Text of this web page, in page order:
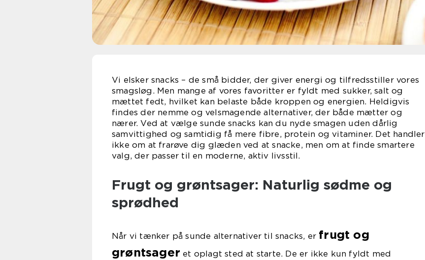
Vi elsker snacks – de små bidder, der giver energi og tilfredsstiller vores
smagsløg. Men mange af vores favoritter er fyldt med sukker, salt og
mættet fedt, hvilket kan belaste både kroppen og energien. Heldigvis
findes der nemme og velsmagende alternativer, der både mætter og
nærer. Ved at vælge sunde snacks kan du nyde smagen uden dårlig
samvittighed og samtidig få mere fibre, protein og vitaminer. Det handler
ikke om at frarøve dig glæden ved at snacke, men om at finde smartere
valg, der passer til en moderne, aktiv livsstil.
Frugt og grøntsager: Naturlig sødme og
sprødhed
Når vi tænker på sunde alternativer til snacks, er frugt og
grøntsager et oplagt sted at starte. De er ikke kun fyldt med